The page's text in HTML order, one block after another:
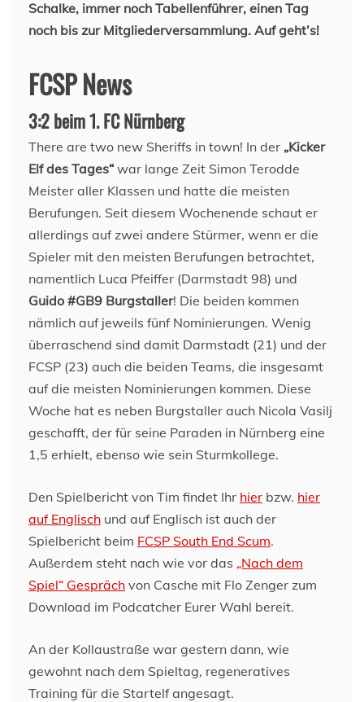
Schalke, immer noch Tabellenführer, einen Tag
noch bis zur Mitgliederversammlung. Auf geht’s!
FCSP News
3:2 beim 1. FC Nürnberg
There are two new Sheriffs in town! In der „Kicker
Elf des Tages“ war lange Zeit Simon Terodde
Meister aller Klassen und hatte die meisten
Berufungen. Seit diesem Wochenende schaut er
allerdings auf zwei andere Stürmer, wenn er die
Spieler mit den meisten Berufungen betrachtet,
namentlich Luca Pfeiffer (Darmstadt 98) und
Guido #GB9 Burgstaller! Die beiden kommen
nämlich auf jeweils fünf Nominierungen. Wenig
überraschend sind damit Darmstadt (21) und der
FCSP (23) auch die beiden Teams, die insgesamt
auf die meisten Nominierungen kommen. Diese
Woche hat es neben Burgstaller auch Nicola Vasilj
geschafft, der für seine Paraden in Nürnberg eine
1,5 erhielt, ebenso wie sein Sturmkollege.
Den Spielbericht von Tim findet Ihr hier bzw. hier
auf Englisch und auf Englisch ist auch der
Spielbericht beim FCSP South End Scum.
Außerdem steht nach wie vor das „Nach dem
Spiel“ Gespräch von Casche mit Flo Zenger zum
Download im Podcatcher Eurer Wahl bereit.
An der Kollaustraße war gestern dann, wie
gewohnt nach dem Spieltag, regeneratives
Training für die Startelf angesagt.